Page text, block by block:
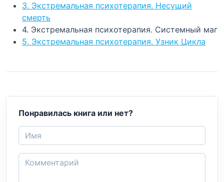
3. Экстремальная психотерапия. Несущий
смерть
4. Экстремальная психотерапия. Системный маг
5. Экстремальная психотерапия. Узник Цикла
Понравилась книга или нет?